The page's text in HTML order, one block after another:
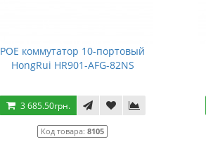
POE коммутатор 10-портовый
HongRui HR901-AFG-82NS
3 685.50грн.
Код товара:8105